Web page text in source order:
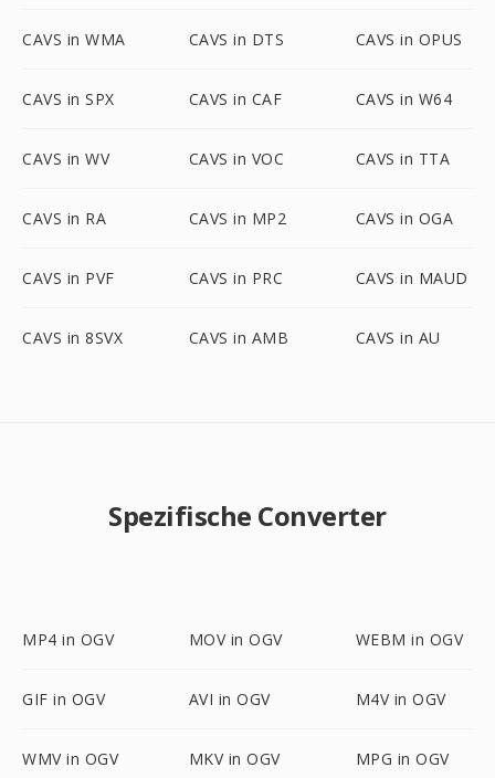
CAVS in WMA CAVS in DTS CAVS in OPUS
CAVS in SPX CAVS in CAF CAVS in W64
CAVS in WV CAVS in VOC CAVS in TTA
CAVS in RA CAVS in MP2 CAVS in OGA
CAVS in PVF CAVS in PRC CAVS in MAUD
CAVS in 8SVX CAVS in AMB CAVS in AU
Spezifische Converter
MP4 in OGV MOV in OGV WEBM in OGV
GIF in OGV AVI in OGV M4V in OGV
WMV in OGV MKV in OGV MPG in OGV